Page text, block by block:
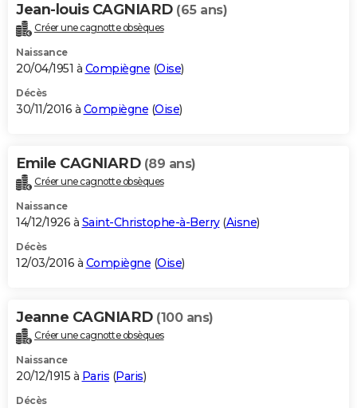
Jean-louis CAGNIARD (65 ans)
Créer une cagnotte obsèques
Naissance
20/04/1951 à Compiègne (Oise)
Décès
30/11/2016 à Compiègne (Oise)
Emile CAGNIARD (89 ans)
Créer une cagnotte obsèques
Naissance
14/12/1926 à Saint-Christophe-à-Berry(Aisne)
Décès
12/03/2016 à Compiègne (Oise)
Jeanne CAGNIARD (100 ans)
Créer une cagnotte obsèques
Naissance
20/12/1915 à Paris (Paris)
Décès